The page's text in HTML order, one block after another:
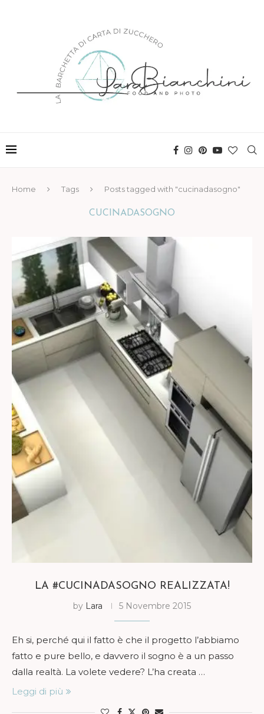
Home Tags Posts tagged with "cucinadasogno"
CUCINADASOGNO
LA #CUCINADASOGNO REALIZZATA!
by Lara 5 Novembre 2015
Eh si, perché qui il fatto è che il progetto l’abbiamo
fatto e pure bello, e davvero il sogno è a un passo
dalla realtà. La volete vedere? L’ha creata …
Leggi di più